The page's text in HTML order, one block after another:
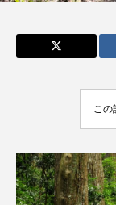
こ